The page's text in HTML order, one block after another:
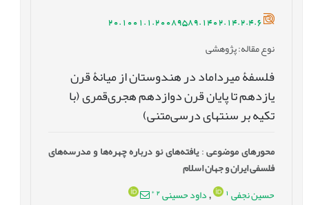
20.1001.1.20089589.1402.14.2.4.6
نوع مقاله: پژوهشی
فلسفۀ میرداماد در هندوستان از ميانۀ قرن
یازدهم تا پایان قرن دوازدهم هجری‌قمری (با
تکیه بر سنتهای درسی‌متنی)
محورهای موضوعی:یافته‌های نو درباره چهره‌ها و مدرسه‌های
فلسفی ایران و جهان اسلام
حسین نجفی
,داود حسینی 2
*